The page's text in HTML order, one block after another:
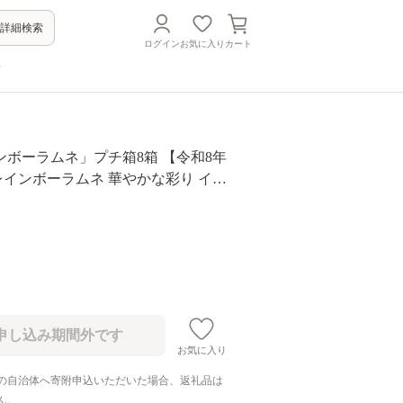
詳細検索
ログインお気に入り カート
ボーラムネ」プチ箱8箱 【令和8年
ンボーラムネ 華やかな彩り イン
お気に入り
自治体へ寄附申込いただいた場合、返礼品は